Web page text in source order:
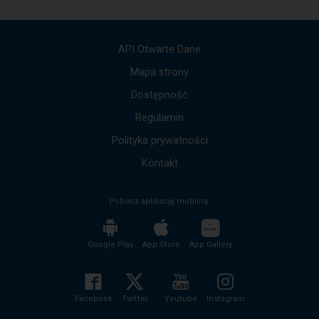
API Otwarte Dane
Mapa strony
Dostępność
Regulamin
Polityka prywatności
Kontakt
Pobierz aplikację mobilną:
Google Play App Store App Gallery
Facebook Twitter Youtube Instagram